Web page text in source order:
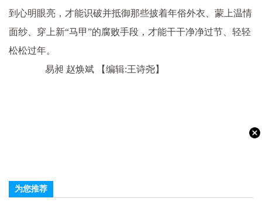
到心明眼亮，才能识破并抵御那些披着年俗外衣、蒙上温情
面纱、穿上新“马甲”的腐败手段，才能干干净净过节、轻轻
松松过年。
易昶 赵焕斌
【编辑:王诗尧】
为您推荐